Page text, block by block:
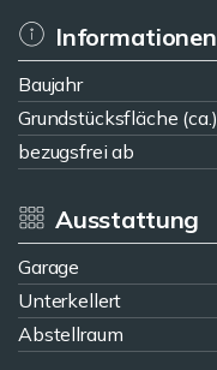
Informationen
Baujahr
Grundstücksfläche (ca.)
bezugsfrei ab
Ausstattung
Garage
Unterkellert
Abstellraum